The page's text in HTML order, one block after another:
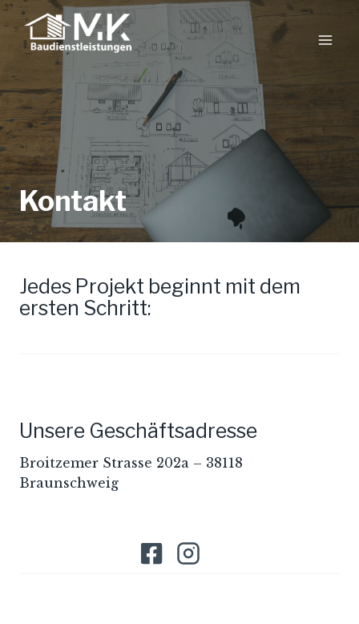
Zum
Inhalt
springen
Kontakt
Jedes Projekt beginnt mit dem
ersten Schritt:
Unsere Geschäftsadresse
Broitzemer Strasse 202a – 38118
Braunschweig